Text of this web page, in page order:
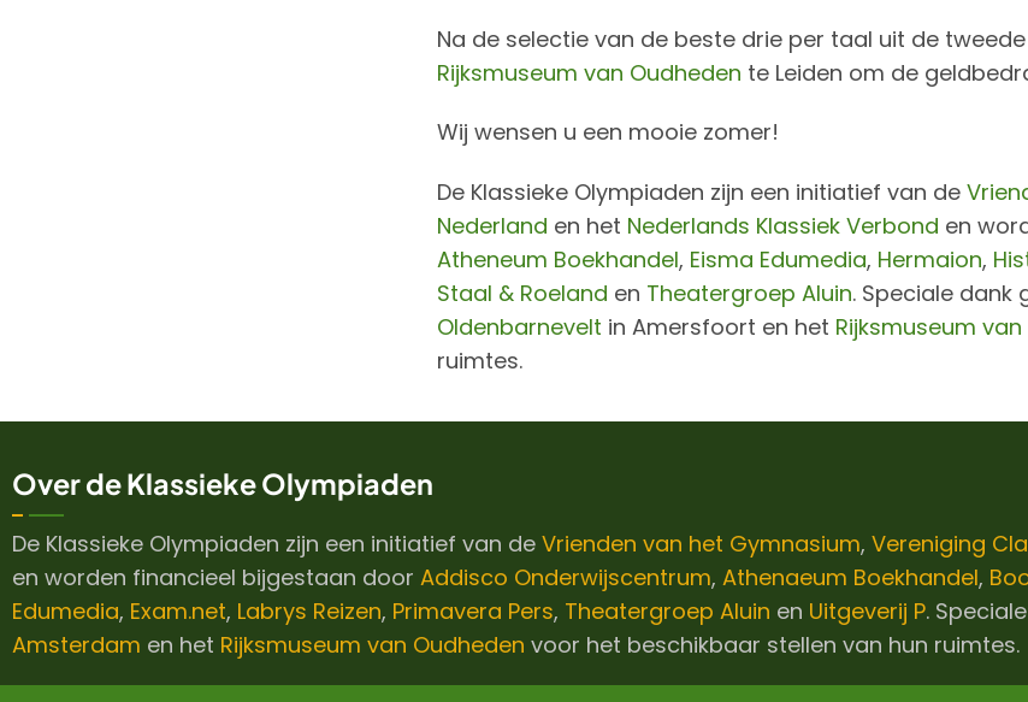
Na de selectie van de beste drie per taal uit de
Rijksmuseum van Oudheden te Leiden om de
Wij wensen u een mooie zomer!
De Klassieke Olympiaden zijn een initiatief van de
Nederland en het Nederlands Klassiek Verbond en
Atheneum Boekhandel, Eisma Edumedia, Hermaion,
Staal & Roeland en Theatergroep Aluin. Speciale dank
Oldenbarnevelt in Amersfoort en het Rijksmuseum
ruimtes.
Over de Klassieke Olympiaden
De Klassieke Olympiaden zijn een initiatief van de Vrienden van het Gymnasium, Vereniging
en worden financieel bijgestaan door Addisco Onderwijscentrum, Athenaeum Boekhandel,
Edumedia, Exam.net, Labrys Reizen, Primavera Pers, Theatergroep Aluin en Uitgeverij P.
Amsterdam en het Rijksmuseum van Oudheden voor het beschikbaar stellen van hun ruimtes.